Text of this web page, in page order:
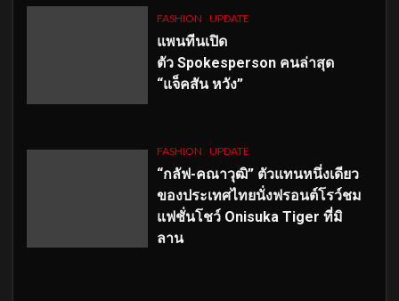
FASHION UPDATE
แพนทีนเปิด
ตัว Spokesperson คนล่าสุด
“แจ็คสัน หวัง”
FASHION UPDATE
“กลัฟ-คณาวุฒิ” ตัวแทนหนึ่งเดียว
ของประเทศไทยนั่งฟรอนต์โรว์ชม
แฟชั่นโชว์ Onisuka Tiger ที่มิ
ลาน